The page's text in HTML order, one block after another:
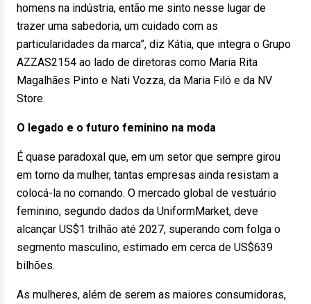
homens na indústria, então me sinto nesse lugar de
trazer uma sabedoria, um cuidado com as
particularidades da marca”, diz Kátia, que integra o Grupo
AZZAS2154 ao lado de diretoras como Maria Rita
Magalhães Pinto e Nati Vozza, da Maria Filó e da NV
Store.
O legado e o futuro feminino na moda
É quase paradoxal que, em um setor que sempre girou
em torno da mulher, tantas empresas ainda resistam a
colocá-la no comando. O mercado global de vestuário
feminino, segundo dados da UniformMarket, deve
alcançar US$1 trilhão até 2027, superando com folga o
segmento masculino, estimado em cerca de US$639
bilhões.
As mulheres, além de serem as maiores consumidoras,